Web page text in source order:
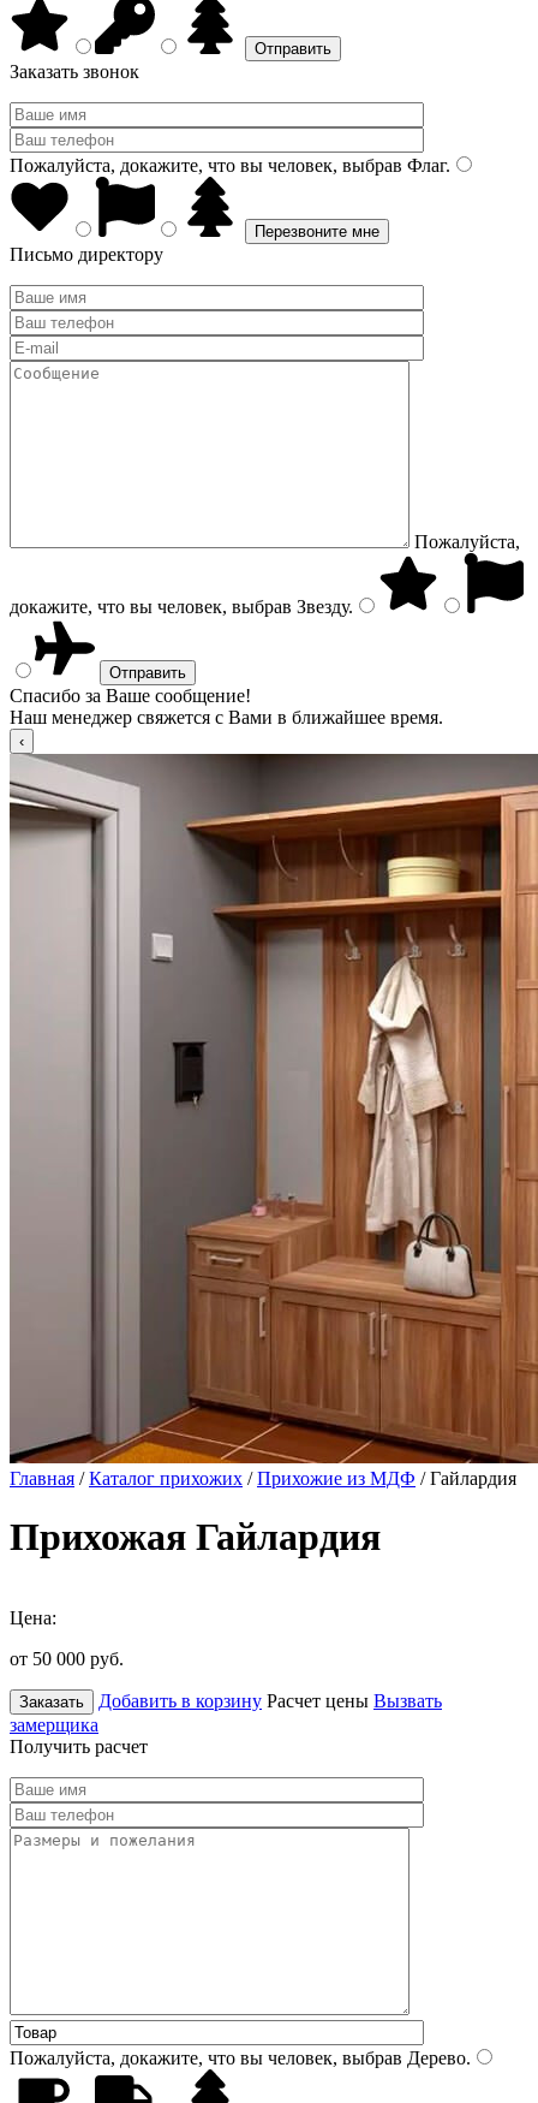
Заказать звонок
Пожалуйста, докажите, что вы человек, выбрав Флаг.
Письмо директору
Пожалуйста,
докажите, что вы человек, выбрав Звезду.
Спасибо за Ваше сообщение!
Наш менеджер свяжется с Вами в ближайшее время.
Главная /Каталог прихожих /Прихожие из МДФ / Гайлардия
Прихожая Гайлардия
Цена:
от 50 000 руб.
Заказать Добавить в корзину Расчет цены Вызвать
замерщика
Получить расчет
Пожалуйста, докажите, что вы человек, выбрав Дерево.